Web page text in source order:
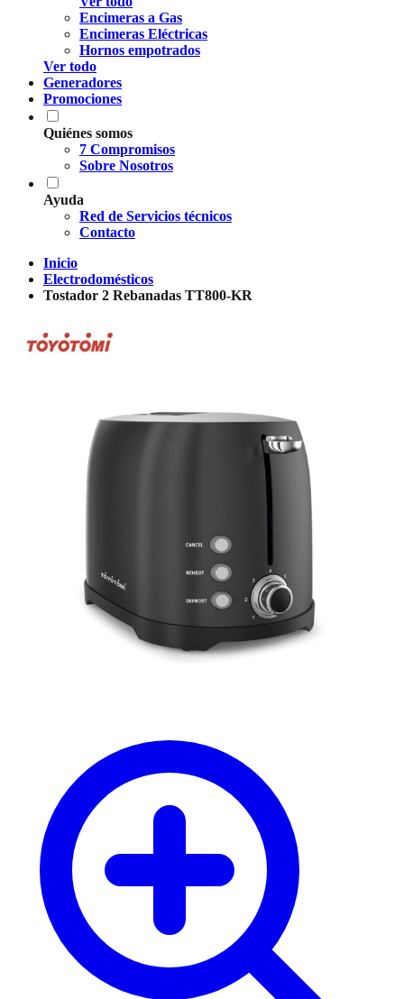
Encimeras a Gas
Encimeras Eléctricas
Hornos empotrados
Ver todo
Generadores
Promociones
Quiénes somos
7 Compromisos
Sobre Nosotros
Ayuda
Red de Servicios técnicos
Contacto
Inicio
Electrodomésticos
Tostador 2 Rebanadas TT800-KR